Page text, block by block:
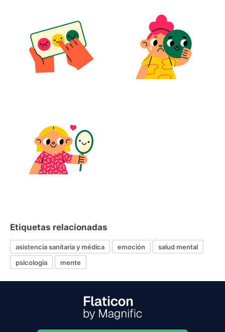
Etiquetas relacionadas
asistencia sanitaria y médica emoción
salud mental
psicología
mente